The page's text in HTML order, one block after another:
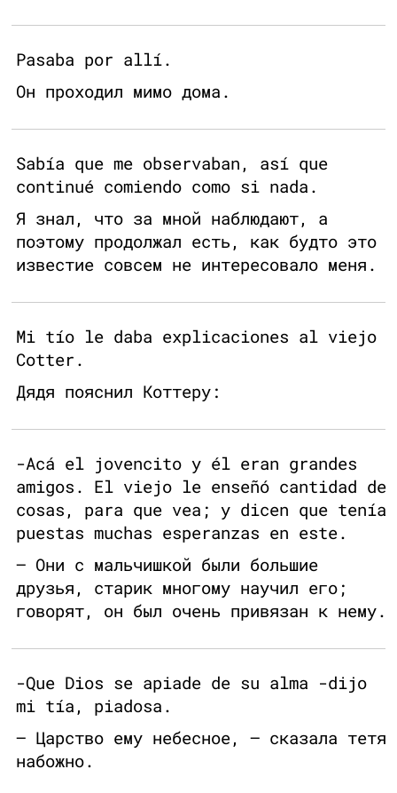
Pasaba por allí.
Он проходил мимо дома.
Sabía que me observaban, así que
continué comiendo como si nada.
Я знал, что за мной наблюдают, а
поэтому продолжал есть, как будто это
известие совсем не интересовало меня.
Mi tío le daba explicaciones al viejo
Cotter.
Дядя пояснил Коттеру:
-Acá el jovencito y él eran grandes
amigos. El viejo le enseñó cantidad de
cosas, para que vea; y dicen que tenía
puestas muchas esperanzas en este.
— Они с мальчишкой были большие
друзья, старик многому научил его;
говорят, он был очень привязан к нему.
-Que Dios se apiade de su alma -dijo
mi tía, piadosa.
— Царство ему небесное, — сказала тетя
набожно.